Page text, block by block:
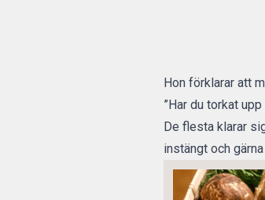
Hon förklarar att
”Har du torkat
De flesta klarar
instängt och